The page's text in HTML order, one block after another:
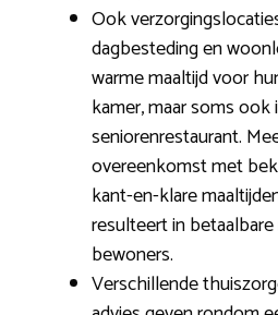
Ook
dagbesteding en
warme maaltijd voor
kamer, maar soms ook
seniorenrestaurant.
overeenkomst met
kant-en-klare
resulteert in
bewoners.
Verschillende